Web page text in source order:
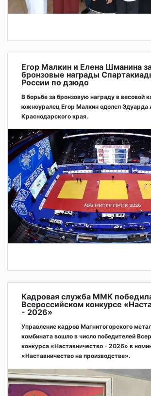
Егор Малкин и Елена Шманина
бронзовые награды
России по дзюдо
В борьбе за бронзовую награду в весовой
южноуралец Егор Малкин одолел Эдуарда
Краснодарского края.
Кадровая служба ММК
Всероссийском конкурсе
- 2026»
Управление кадров Магнитогорского
комбината вошло в число победителей
конкурса «Наставничество - 2026» в
«Наставничество на производстве».